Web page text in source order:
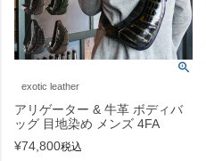
exotic leather
アリゲーター & 牛革 ボディバ
ッグ 目地染め メンズ 4FA
¥74,800税込